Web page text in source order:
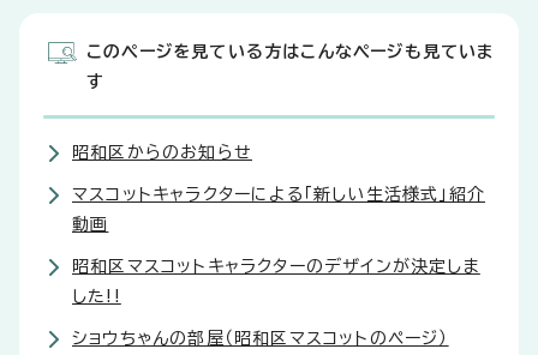
このページを見ている方はこんなページも見ていま
す
昭和区からのお知らせ
マスコットキャラクターによる「新しい生活様式」紹介
動画
昭和区マスコットキャラクターのデザインが決定しま
した!!
ショウちゃんの部屋（昭和区マスコットのページ）